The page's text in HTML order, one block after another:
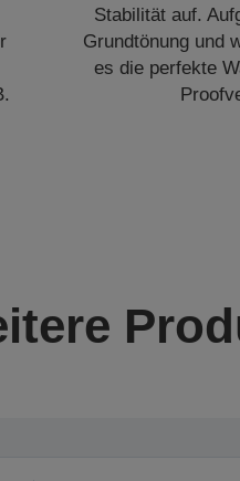
Stabilität auf.
Grundtönung und
es die perfekte